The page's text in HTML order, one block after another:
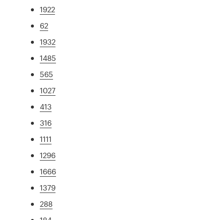
1922
62
1932
1485
565
1027
413
316
1111
1296
1666
1379
288